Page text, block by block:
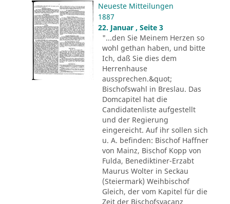
Neueste Mitteilungen
1887
22. Januar , Seite 3
"...den Sie Meinem Herzen so
wohl gethan haben, und bitte
Ich, daß Sie dies dem
Herrenhause
aussprechen.&quot;
Bischofswahl in Breslau. Das
Domcapitel hat die
Candidatenliste aufgestellt
und der Regierung
eingereicht. Auf ihr sollen sich
u. A. befinden: Bischof Haffner
von Mainz, Bischof Kopp von
Fulda, Benediktiner-Erzabt
Maurus Wolter in Seckau
(Steiermark) Weihbischof
Gleich, der vom Kapitel für die
Zeit der Bischofsvacanz